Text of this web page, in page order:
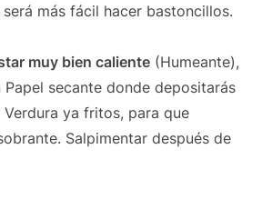
más fácil hacer bastoncillos.
muy bien caliente(Humeante),
Papel secante donde depositarás
ya fritos, para que
Salpimentar después de